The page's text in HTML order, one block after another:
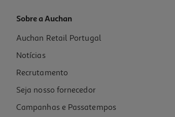
Jarro Elétrico Digital Qilive Q.5377 Preto 1.7l
42.99 €/un
42,99 €
Sobre a Auchan
Auchan Retail Portugal
Notícias
Recrutamento
Seja nosso fornecedor
Campanhas e Passatempos